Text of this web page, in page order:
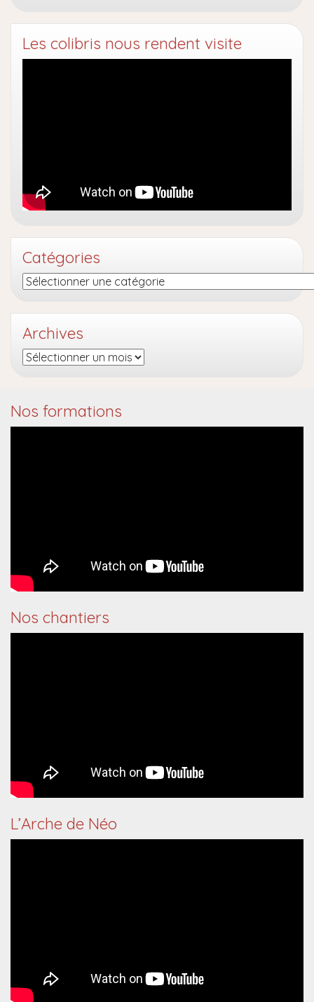
Les colibris nous rendent visite
Catégories
Catégories
Archives
Archives
Nos formations
Nos chantiers
L’Arche de Néo